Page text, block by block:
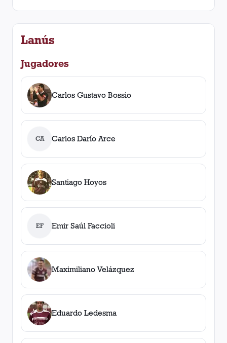
Lanús
Jugadores
Carlos Gustavo Bossio
CA Carlos Darío Arce
Santiago Hoyos
EF Emir Saúl Faccioli
Maximiliano Velázquez
Eduardo Ledesma